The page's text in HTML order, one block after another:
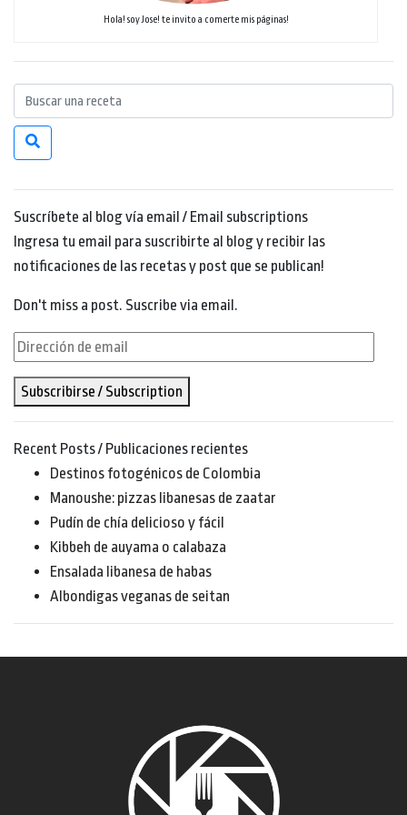
Hola! soy Jose! te invito a comerte mis páginas!
Suscríbete al blog vía email / Email subscriptions
Ingresa tu email para suscribirte al blog y recibir las
notificaciones de las recetas y post que se publican!
Don't miss a post. Suscribe via email.
Dirección
email
Subscribirse / Subscription
Recent Posts / Publicaciones recientes
Destinos fotogénicos de Colombia
Manoushe: pizzas libanesas de zaatar
Pudín de chía delicioso y fácil
Kibbeh de auyama o calabaza
Ensalada libanesa de habas
Albondigas veganas de seitan